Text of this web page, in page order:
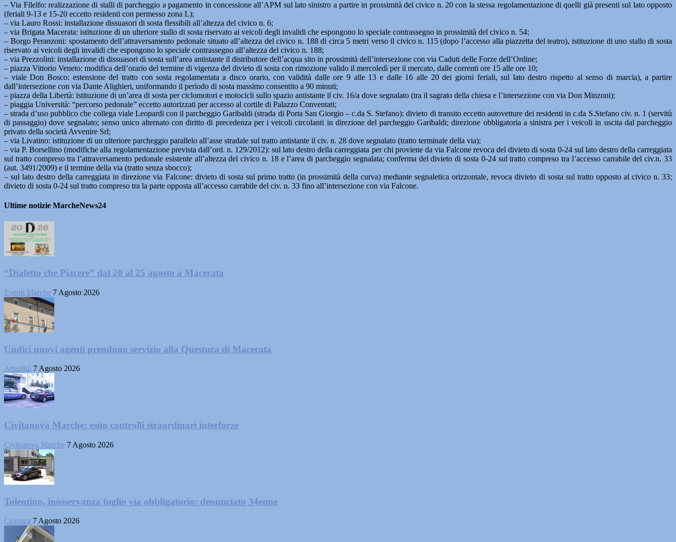
– Via Filelfo: realizzazione di stalli di parcheggio a pagamento in concessione all’APM sul lato sinistro a partire in prossimità del civico n. 20 con la stessa regolamentazione di quelli già presenti sul lato opposto
(feriali 9-13 e 15-20 eccetto residenti con permesso zona L);
– via Lauro Rossi: installazione dissuasori di sosta flessibili all’altezza del civico n. 6;
– via Brigata Macerata: istituzione di un ulteriore stallo di sosta riservato ai veicoli degli invalidi che espongono lo speciale contrassegno in prossimità del civico n. 54;
– Borgo Peranzoni: spostamento dell’attraversamento pedonale situato all’altezza del civico n. 188 di circa 5 metri verso il civico n. 115 (dopo l’accesso alla piazzetta del teatro), istituzione di uno stallo di sosta
riservato ai veicoli degli invalidi che espongono lo speciale contrassegno all’altezza del civico n. 188;
– via Prezzolini: installazione di dissuasori di sosta sull’area antistante il distributore dell’acqua sito in prossimità dell’intersezione con via Caduti delle Forze dell’Ordine;
– piazza Vittorio Veneto: modifica dell’orario del termine di vigenza del divieto di sosta con rimozione valido il mercoledì per il mercato, dalle correnti ore 15 alle ore 10;
– viale Don Bosco: estensione del tratto con sosta regolamentata a disco orario, con validità dalle ore 9 alle 13 e dalle 16 alle 20 dei giorni feriali, sul lato destro rispetto al senso di marcia), a partire
dall’intersezione con via Dante Alighieri, uniformando il periodo di sosta massimo consentito a 90 minuti;
– piazza della Libertà: istituzione di un’area di sosta per ciclomotori e motocicli sullo spazio antistante il civ. 16/a dove segnalato (tra il sagrato della chiesa e l’intersezione con via Don Minzoni);
– piaggia Università: “percorso pedonale” eccetto autorizzati per accesso al cortile di Palazzo Conventati;
– strada d’uso pubblico che collega viale Leopardi con il parcheggio Garibaldi (strada di Porta San Giorgio – c.da S. Stefano): divieto di transito eccetto autovetture dei residenti in c.da S.Stefano civ. n. 1 (servitù
di passaggio) dove segnalato; senso unico alternato con diritto di precedenza per i veicoli circolanti in direzione del parcheggio Garibaldi; direzione obbligatoria a sinistra per i veicoli in uscita dal parcheggio
privato della società Avvenire Srl;
– via Livatino: istituzione di un ulteriore parcheggio parallelo all’asse stradale sul tratto antistante il civ. n. 28 dove segnalato (tratto terminale della via);
– via P. Borsellino (modifiche alla regolamentazione prevista dall’ord. n. 129/2012): sul lato destro della carreggiata per chi proviene da via Falcone revoca del divieto di sosta 0-24 sul lato destro della carreggiata
sul tratto compreso tra l’attraversamento pedonale esistente all’altezza del civico n. 18 e l’area di parcheggio segnalata; conferma del divieto di sosta 0-24 sul tratto compreso tra l’accesso carrabile del civ.n. 33
(aut. 3491/2009) e il termine della via (tratto senza sbocco);
– sul lato destro della carreggiata in direzione via Falcone: divieto di sosta sul primo tratto (in prossimità della curva) mediante segnaletica orizzontale, revoca divieto di sosta sul tratto opposto al civico n. 33;
divieto di sosta 0-24 sul tratto compreso tra la parte opposta all’accesso carrabile del civ. n. 33 fino all’intersezione con via Falcone.
Ultime notizie MarcheNews24
“Dialetto che Piacere” dal 20 al 25 agosto a Macerata
Eventi Marche 7 Agosto 2026
Undici nuovi agenti prendono servizio alla Questura di Macerata
Attualità 7 Agosto 2026
Civitanova Marche: esito controlli straordinari interforze
Civitanova Marche 7 Agosto 2026
Tolentino, inosservanza foglio via obbligatorio: denunciato 34enne
Cronaca 7 Agosto 2026